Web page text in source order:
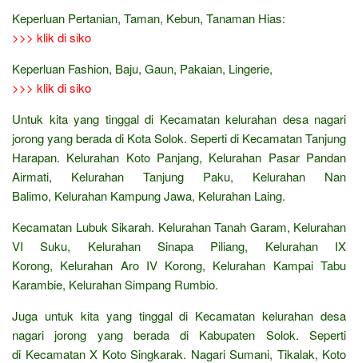
Keperluan Pertanian, Taman, Kebun, Tanaman Hias:
>>> klik di siko
Keperluan Fashion, Baju, Gaun, Pakaian, Lingerie,
>>> klik di siko
Untuk kita yang tinggal di Kecamatan kelurahan desa nagari
jorong yang berada di Kota Solok. Seperti di Kecamatan Tanjung
Harapan. Kelurahan Koto Panjang, Kelurahan Pasar Pandan
Airmati, Kelurahan Tanjung Paku, Kelurahan Nan
Balimo, Kelurahan Kampung Jawa, Kelurahan Laing.
Kecamatan Lubuk Sikarah. Kelurahan Tanah Garam, Kelurahan
VI Suku, Kelurahan Sinapa Piliang, Kelurahan IX
Korong, Kelurahan Aro IV Korong, Kelurahan Kampai Tabu
Karambie, Kelurahan Simpang Rumbio.
Juga untuk kita yang tinggal di Kecamatan kelurahan desa
nagari jorong yang berada di Kabupaten Solok. Seperti
di Kecamatan X Koto Singkarak. Nagari Sumani, Tikalak, Koto